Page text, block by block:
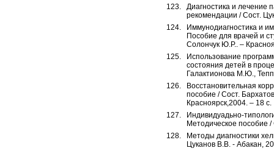
Диагностика и лечение
рекомендации / Сост.
Иммунодиагностика и
Пособие для врачей и
Солончук Ю.Р.. –
Использование
состояния детей в
Галактионова М.Ю.,
Восстановительная
пособие / Сост.
Красноярск,2004. – 18 с.
Индивидуадьно-
Методическое пособие
Методы диагностики
Цуканов В.В. - Абакан,